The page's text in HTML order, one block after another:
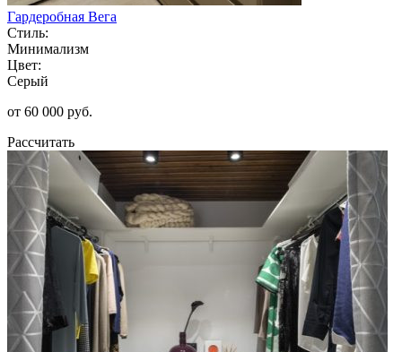
Гардеробная Вега
Стиль:
Минимализм
Цвет:
Серый
от 60 000 руб.
Рассчитать